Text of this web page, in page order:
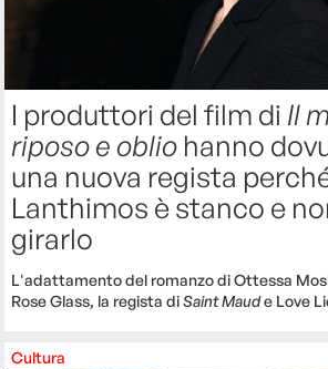
I produttori del film di Il
riposo e oblio hanno
una nuova regista
Lanthimos è stanco e
girarlo
L'adattamento del romanzo di Ottessa
Rose Glass, la regista diSaint Maude Love
Cultura